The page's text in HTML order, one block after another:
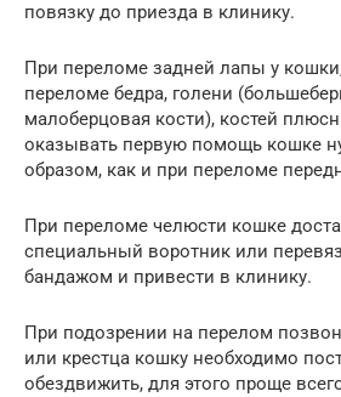
повязку до приезда в клинику.
При переломе задней лапы у
переломе бедра, голени
малоберцовая кости), костей
оказывать первую помощь кошке
образом, как и при переломе
При переломе челюсти кошке
специальный воротник или
бандажом и привести в клинику.
При подозрении на перелом
или крестца кошку необходимо
обездвижить, для этого проще